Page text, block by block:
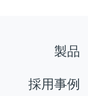
製品
採用事例